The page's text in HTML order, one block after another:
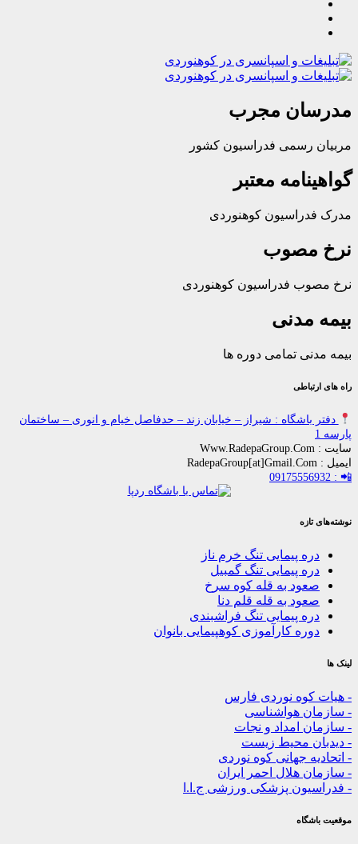
مجرب
رسمی فدراسیون کشور
معتبر
کوهنوردی
فدراسیون کوهنوردی
تمامی دوره ها
: شیراز – خیابان زند – حدفاصل خیام و انوری – ساختمان
پیمایی تنگ خرم ناز
پیمایی تنگ گمبیل
به قله کوه سرخ
به قله قلم دنا
پیمایی تنگ فراشبندی
کارآموزی کوهپیمایی بانوان
نوردی فارس
هواشناسی
امداد و نجات
محیط زیست
جهانی کوه نوردی
هلال احمر ایران
پزشکی ورزشی ج.ا.ا